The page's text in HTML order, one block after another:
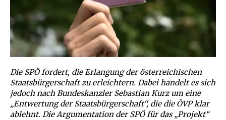
Die SPÖ fordert, die Erlangung der österreichischen
Staatsbürgerschaft zu erleichtern. Dabei handelt es sich
jedoch nach Bundeskanzler Sebastian Kurz um eine
„Entwertung der Staatsbürgerschaft“, die die ÖVP klar
ablehnt. Die Argumentation der SPÖ für das „Projekt“